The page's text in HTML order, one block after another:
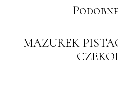
MAZUREK